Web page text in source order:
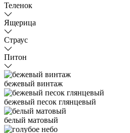
Теленок
Ящерица
Страус
Питон
бежевый винтаж
бежевый песок глянцевый
белый матовый